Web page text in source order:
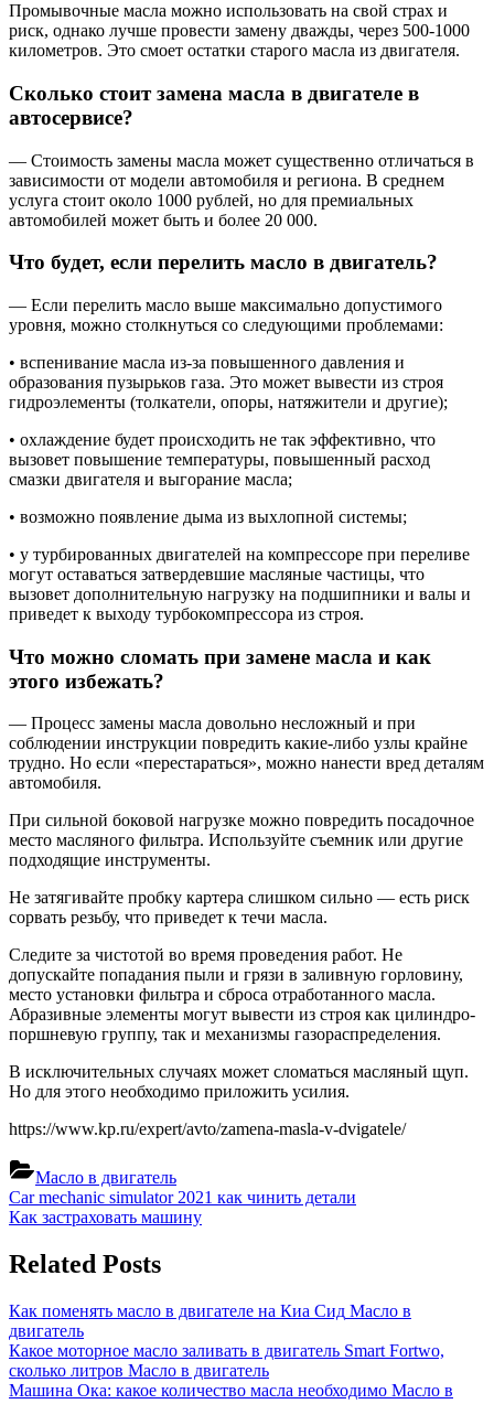
Промывочные масла можно использовать на свой страх и
риск, однако лучше провести замену дважды, через 500-1000
километров. Это смоет остатки старого масла из двигателя.
Сколько стоит замена масла в двигателе в
автосервисе?
— Стоимость замены масла может существенно отличаться в
зависимости от модели автомобиля и региона. В среднем
услуга стоит около 1000 рублей, но для премиальных
автомобилей может быть и более 20 000.
Что будет, если перелить масло в двигатель?
— Если перелить масло выше максимально допустимого
уровня, можно столкнуться со следующими проблемами:
• вспенивание масла из-за повышенного давления и
образования пузырьков газа. Это может вывести из строя
гидроэлементы (толкатели, опоры, натяжители и другие);
• охлаждение будет происходить не так эффективно, что
вызовет повышение температуры, повышенный расход
смазки двигателя и выгорание масла;
• возможно появление дыма из выхлопной системы;
• у турбированных двигателей на компрессоре при переливе
могут оставаться затвердевшие масляные частицы, что
вызовет дополнительную нагрузку на подшипники и валы и
приведет к выходу турбокомпрессора из строя.
Что можно сломать при замене масла и как
этого избежать?
— Процесс замены масла довольно несложный и при
соблюдении инструкции повредить какие-либо узлы крайне
трудно. Но если «перестараться», можно нанести вред деталям
автомобиля.
При сильной боковой нагрузке можно повредить посадочное
место масляного фильтра. Используйте съемник или другие
подходящие инструменты.
Не затягивайте пробку картера слишком сильно — есть риск
сорвать резьбу, что приведет к течи масла.
Следите за чистотой во время проведения работ. Не
допускайте попадания пыли и грязи в заливную горловину,
место установки фильтра и сброса отработанного масла.
Абразивные элементы могут вывести из строя как цилиндро-
поршневую группу, так и механизмы газораспределения.
В исключительных случаях может сломаться масляный щуп.
Но для этого необходимо приложить усилия.
https://www.kp.ru/expert/avto/zamena-masla-v-dvigatele/
Масло в двигатель
Навигация
по
записям
Previous
Post:
Car mechanic simulator 2021 как чинить детали
Next
Как застраховать машину
Related Posts
Как поменять масло в двигателе на Киа Сид Масло в
двигатель
Какое моторное масло заливать в двигатель Smart Fortwo,
сколько литров Масло в двигатель
Машина Ока: какое количество масла необходимо Масло в